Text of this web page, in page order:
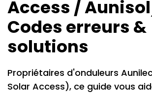
Access /
Codes erreurs &
solutions
Propriétaires d'onduleurs
Solar Access), ce guide vous